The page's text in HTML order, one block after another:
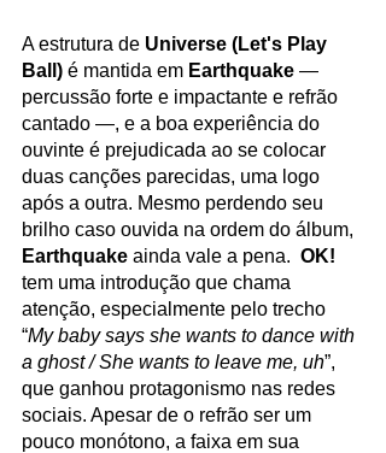
A estrutura de Universe (Let's Play
Ball) é mantida em Earthquake —
percussão forte e impactante e refrão
cantado —, e a boa experiência do
ouvinte é prejudicada ao se colocar
duas canções parecidas, uma logo
após a outra. Mesmo perdendo seu
brilho caso ouvida na ordem do álbum,
Earthquake ainda vale a pena. OK!
tem uma introdução que chama
atenção, especialmente pelo trecho
“My baby says she wants to dance with
a ghost / She wants to leave me, uh”,
que ganhou protagonismo nas redes
sociais. Apesar de o refrão ser um
pouco monótono, a faixa em sua